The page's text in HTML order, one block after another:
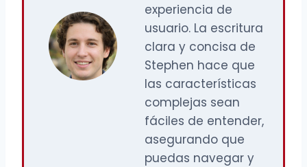
experiencia de
usuario. La escritura
clara y concisa de
Stephen hace que
las características
complejas sean
fáciles de entender,
asegurando que
puedas navegar y